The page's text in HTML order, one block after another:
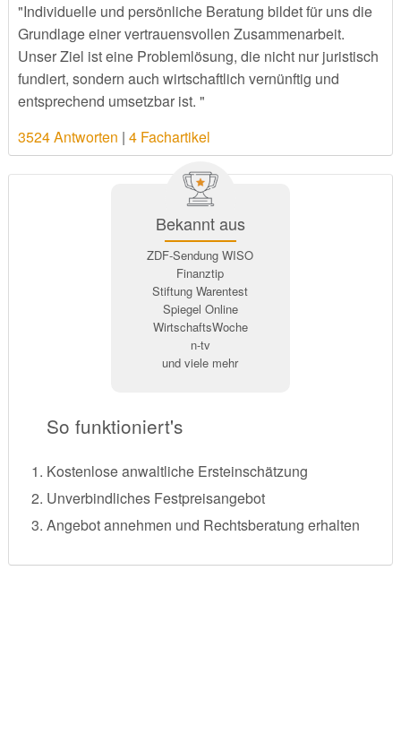
"Individuelle und persönliche Beratung bildet für uns die
Grundlage einer vertrauensvollen Zusammenarbeit.
Unser Ziel ist eine Problemlösung, die nicht nur juristisch
fundiert, sondern auch wirtschaftlich vernünftig und
entsprechend umsetzbar ist. "
3524 Antworten | 4 Fachartikel
Bekannt aus
ZDF-Sendung WISO
Finanztip
Stiftung Warentest
Spiegel Online
WirtschaftsWoche
n-tv
und viele mehr
So funktioniert's
Kostenlose anwaltliche Ersteinschätzung
Unverbindliches Festpreisangebot
Angebot annehmen und Rechtsberatung erhalten